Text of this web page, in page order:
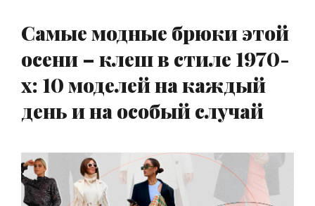
Самые модные брюки этой
осени – клеш в стиле 1970-
х: 10 моделей на каждый
день и на особый случай